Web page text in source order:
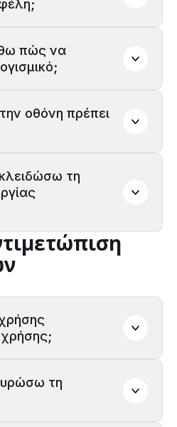
& Benefits
(Μόνο για
πώς να
οθόνη πρέπει
τη
χρήσης
τη